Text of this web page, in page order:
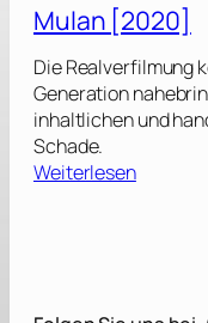
Mulan [2020]
Die Realverfilmung
Generation
inhaltlichen und
Schade.
Weiterlesen: